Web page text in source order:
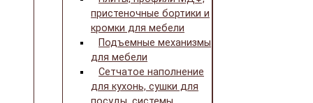
пристеночные бортики и
кромки для мебели
Подъемные механизмы
для мебели
Сетчатое наполнение
для кухонь, сушки для